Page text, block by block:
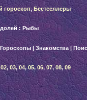
гороскоп,Бестселлеры
: Рыбы
Гороскопы|Знакомства|
02,03, 04,05,06,07,08,09